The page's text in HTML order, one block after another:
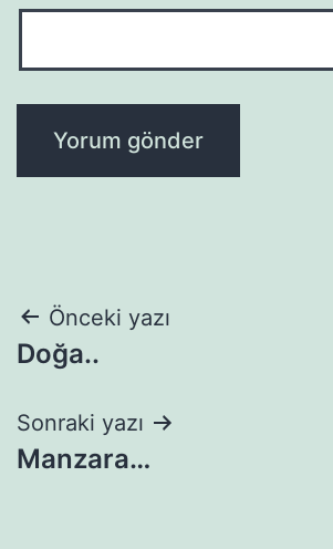
Yazı
gezinmesi
Önceki yazı
Doğa..
Sonraki yazı
Manzara…